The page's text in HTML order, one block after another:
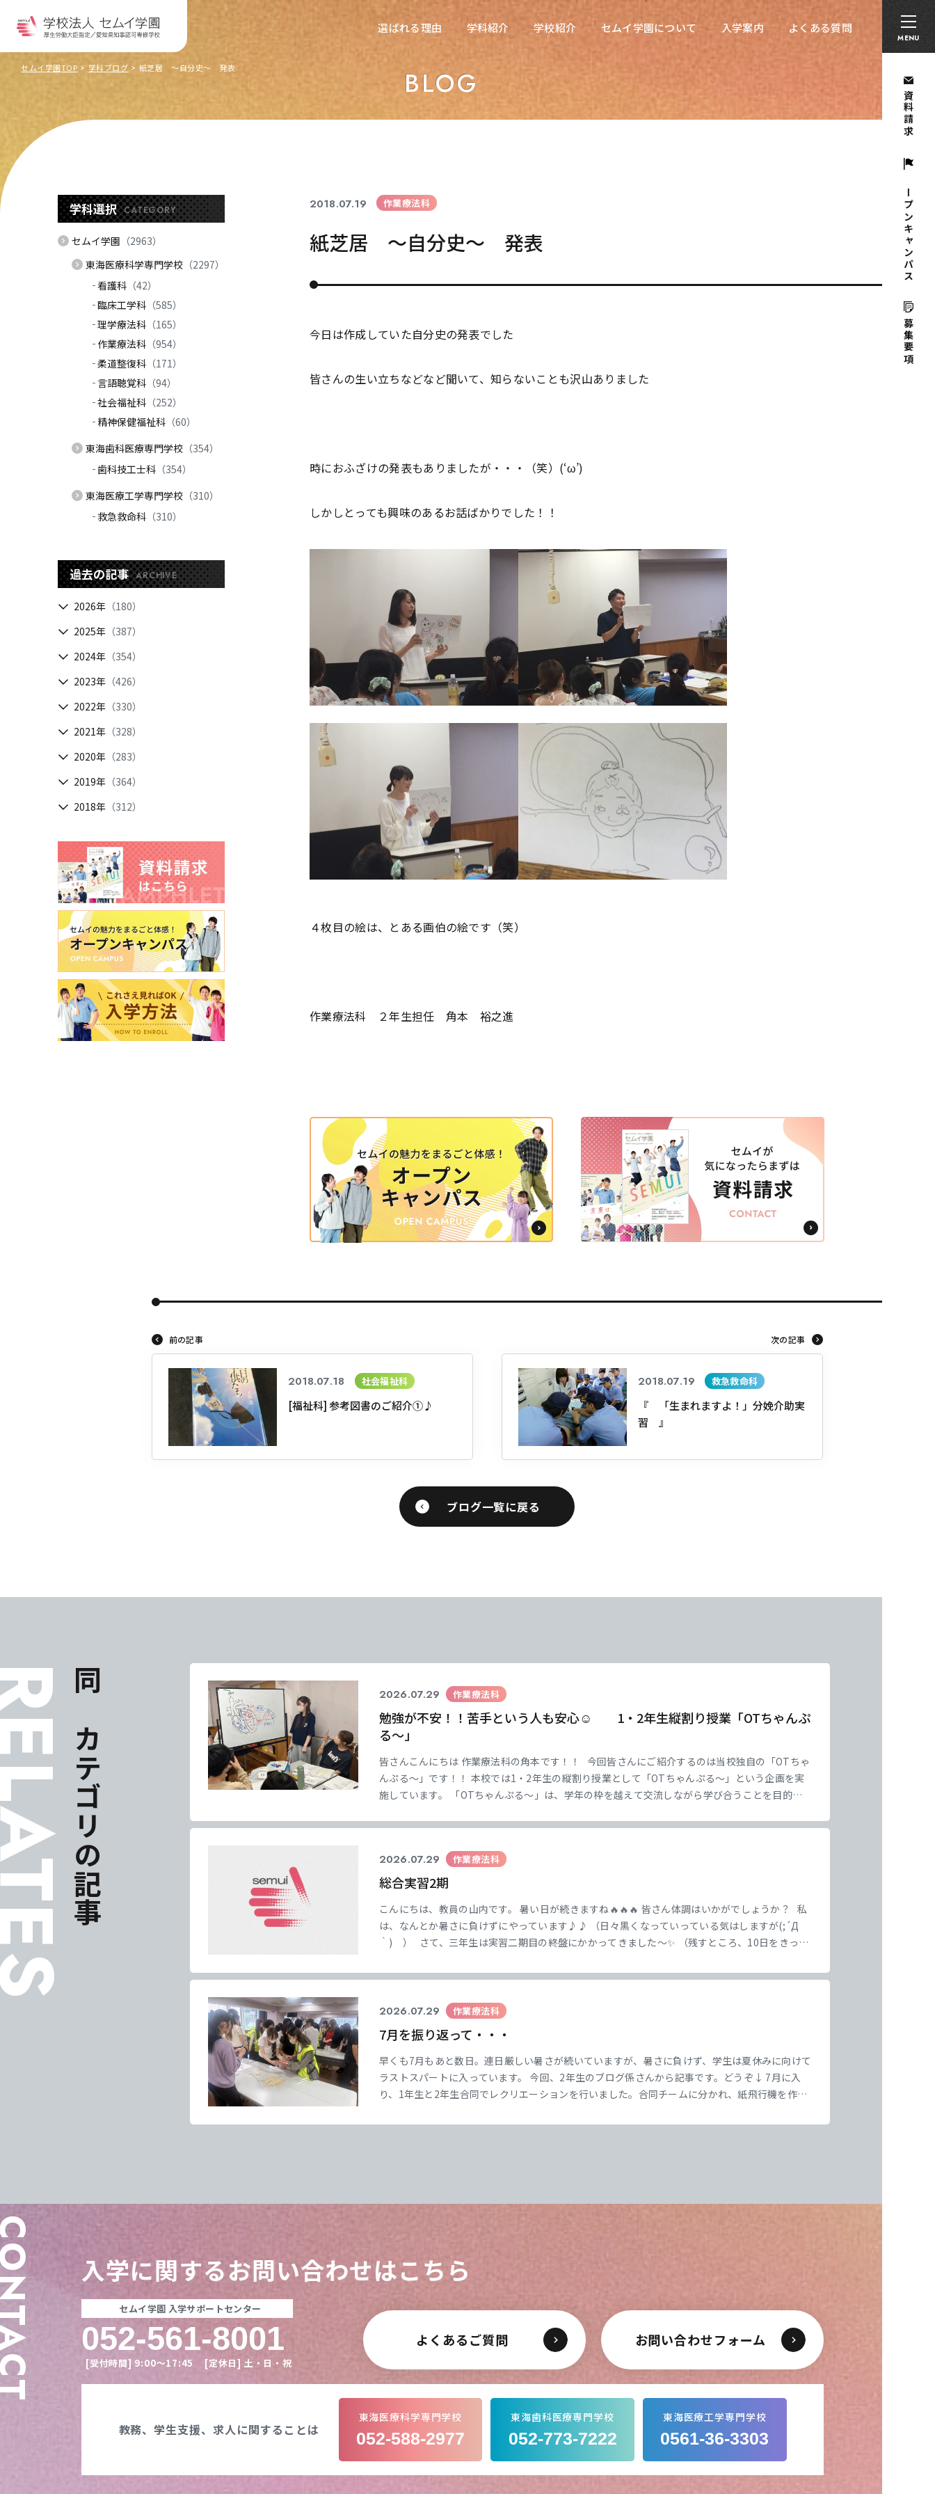
MENU
選ばれる理由 学科紹介 学校紹介 セムイ学園について 入学案内 よくある質問
資料請求
オープンキャンパス
募集要項
採用担当者の方へ 留学生の方へ
選ばれる理由 学科紹介 学校紹介
東海医療科学専門学校
東海歯科医療専門学校
東海医療工学専門学校
セムイ学園について 入学案内 よくある質問
セムイ学園TOP 学科ブログ 紙芝居 ～自分史～ 発表 BLOG
2018.07.19 作業療法科
紙芝居 ～自分史～ 発表
今日は作成していた自分史の発表でした
皆さんの生い立ちなどなど聞いて、知らないことも沢山ありました
時におふざけの発表もありましたが・・・（笑）(‘ω’)
しかしとっても興味のあるお話ばかりでした！！
４枚目の絵は、とある画伯の絵です（笑）
作業療法科 ２年生担任 角本 裕之進
学科選択 CATEGORY
セムイ学園 （2963）
東海医療科学専門学校 （2297）
看護科 （42）
臨床工学科 （585）
理学療法科 （165）
作業療法科 （954）
柔道整復科 （171）
言語聴覚科 （94）
社会福祉科 （252）
精神保健福祉科 （60）
東海歯科医療専門学校 （354）
歯科技工士科 （354）
東海医療工学専門学校 （310）
救急救命科 （310）
過去の記事 ARCHIVE
2026年 （180）
2025年 （387）
2024年 （354）
2023年 （426）
2022年 （330）
2021年 （328）
2020年 （283）
2019年 （364）
2018年 （312）
前の記事
2018.07.18 社会福祉科
[福祉科] 参考図書のご紹介①♪
次の記事
2018.07.19 救急救命科
『 「生まれますよ！」分娩介助実
習 』
ブログ一覧に戻る
同じカテゴリの記事 2026.07.29 作業療法科
勉強が不安！！苦手という人も安心☺ 1・2年生縦割り授業「OTちゃんぷ
る～」
皆さんこんにちは 作業療法科の角本です！！ 今回皆さんにご紹介するのは当校独自の「OTちゃ
んぷる～」です！！ 本校では1・2年生の縦割り授業として「OTちゃんぷる～」という企画を実
施しています。 「OTちゃんぷる～」は、学年の枠を越えて交流しながら学び合うことを目的と
ざまなイベントに取り組んだり
2026.07.29 作業療法科
総合実習2期
こんにちは、教員の山内です。 暑い日が続きますね🔥🔥🔥 皆さん体調はいかがでしょうか？ 私
は、なんとか暑さに負けずにやっています♪♪ （日々黒くなっていっている気はしますが(;´Д
｀) ） さて、三年生は実習二期目の終盤にかかってきました～✨ （残すところ、10日をきった
ね！ &nb
2026.07.29 作業療法科
7月を振り返って・・・
早くも7月もあと数日。連日厳しい暑さが続いていますが、暑さに負けず、学生は夏休みに向けて
ラストスパートに入っています。 今回、2年生のブログ係さんから記事です。どうぞ↓ 7月に入
り、1年生と2年生合同でレクリエーションを行いました。合同チームに分かれ、紙飛行機を作っ
抗でさまざまなレクリエーションを楽しみました✨️
入学に関するお問い合わせはこちら
セムイ学園 入学サポートセンター
052-561-8001
[受付時間] 9:00〜17:45 [定休日] 土・日・祝
よくあるご質問 お問い合わせフォーム
教務、学生支援、求人に関することは
東海医療科学専門学校
052-588-2977
東海歯科医療専門学校
052-773-7222
東海医療工学専門学校
0561-36-3303
専門学校 専門学校 専門学校
専門学校 専門学校 専門学校
専門学校 専門学校 専門学校
専門学校 専門学校 専門学校